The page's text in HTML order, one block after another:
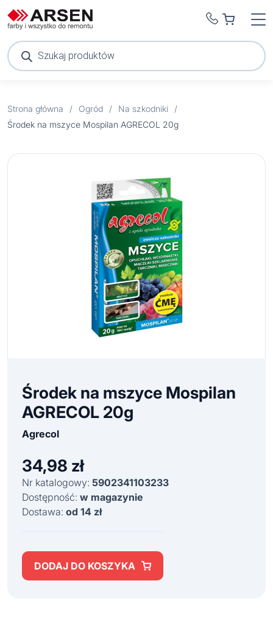
Wyszukiwarka
produktów
Strona główna / Ogród / Na szkodniki
/
Środek na mszyce Mospilan AGRECOL 20g
Środek na mszyce Mospilan
AGRECOL 20g
Agrecol
34,98 zł
Nr katalogowy: 5902341103233
Dostępność: w magazynie
Dostawa: od 14 zł
DODAJ DO KOSZYKA